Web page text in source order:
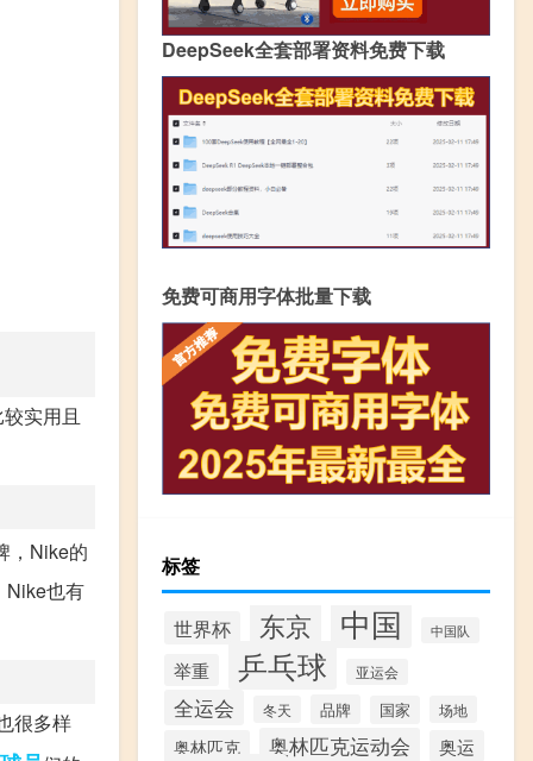
实用且
，Nike的
Nike也有
很多样
DeepSeek全套部署资料免费下载
免费可商用字体批量下载
标签
世界杯 东京 中国 中国队
举重 乒乓球 亚运会
全运会 冬天 品牌 国家 场地
奥林匹克 奥林匹克运动会 奥运